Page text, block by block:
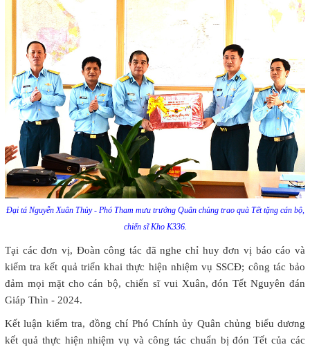
Đại tá Nguyễn Xuân Thủy - Phó Tham mưu trưởng Quân chủng trao quà Tết tặng cán bộ,
chiến sĩ Kho K336.
Tại các đơn vị, Đoàn công tác đã nghe chỉ huy đơn vị báo cáo và
kiểm tra kết quả triển khai thực hiện nhiệm vụ SSCĐ; công tác bảo
đảm mọi mặt cho cán bộ, chiến sĩ vui Xuân, đón Tết Nguyên đán
Giáp Thìn - 2024.
Kết luận kiểm tra, đồng chí Phó Chính ủy Quân chủng biểu dương
kết quả thực hiện nhiệm vụ và công tác chuẩn bị đón Tết của các